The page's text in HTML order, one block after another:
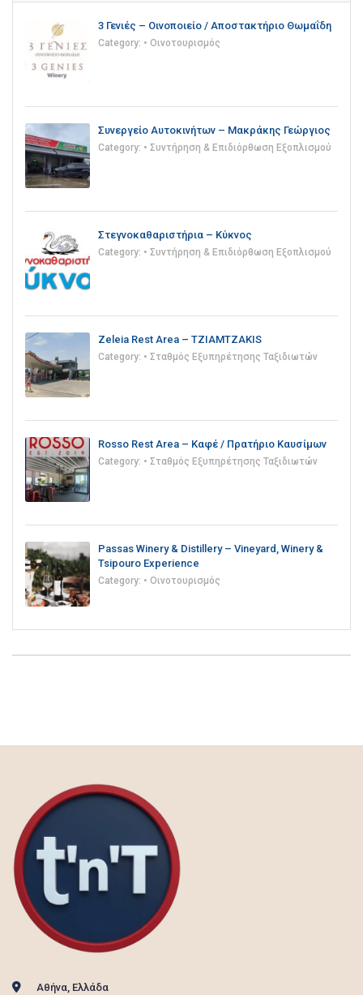
3 Γενιές – Οινοποιείο / Αποστακτήριο Θωμαΐδη
Category: • Οινοτουρισμός
Συνεργείο Αυτοκινήτων – Μακράκης Γεώργιος
Category: • Συντήρηση & Επιδιόρθωση Εξοπλισμού
Στεγνοκαθαριστήρια – Κύκνος
Category: • Συντήρηση & Επιδιόρθωση Εξοπλισμού
Zeleia Rest Area – TZIAMTZAKIS
Category: • Σταθμός Εξυπηρέτησης Ταξιδιωτών
Rosso Rest Area – Καφέ / Πρατήριο Καυσίμων
Category: • Σταθμός Εξυπηρέτησης Ταξιδιωτών
Passas Winery & Distillery – Vineyard, Winery &
Tsipouro Experience
Category: • Οινοτουρισμός
Αθήνα, Ελλάδα